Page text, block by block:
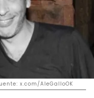
x.com/AleGalloOK